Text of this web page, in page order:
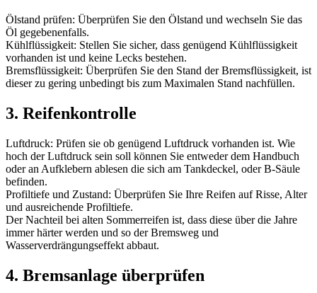
Ölstand prüfen: Überprüfen Sie den Ölstand und wechseln Sie das
Öl gegebenenfalls.
Kühlflüssigkeit: Stellen Sie sicher, dass genügend Kühlflüssigkeit
vorhanden ist und keine Lecks bestehen.
Bremsflüssigkeit: Überprüfen Sie den Stand der Bremsflüssigkeit, ist
dieser zu gering unbedingt bis zum Maximalen Stand nachfüllen.
3. Reifenkontrolle
Luftdruck: Prüfen sie ob genügend Luftdruck vorhanden ist. Wie
hoch der Luftdruck sein soll können Sie entweder dem Handbuch
oder an Aufklebern ablesen die sich am Tankdeckel, oder B-Säule
befinden.
Profiltiefe und Zustand: Überprüfen Sie Ihre Reifen auf Risse, Alter
und ausreichende Profiltiefe.
Der Nachteil bei alten Sommerreifen ist, dass diese über die Jahre
immer härter werden und so der Bremsweg und
Wasserverdrängungseffekt abbaut.
4. Bremsanlage überprüfen